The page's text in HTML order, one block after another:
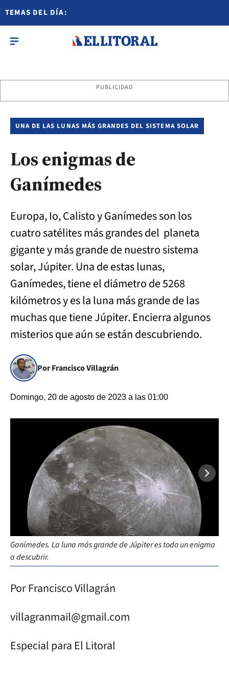
TEMAS DEL DÍA:
PUBLICIDAD
UNA DE LAS LUNAS MÁS GRANDES DEL SISTEMA SOLAR
Los enigmas de
Ganímedes
Europa, Io, Calisto y Ganímedes son los
cuatro satélites más grandes del planeta
gigante y más grande de nuestro sistema
solar, Júpiter. Una de estas lunas,
Ganímedes, tiene el diámetro de 5268
kilómetros y es la luna más grande de las
muchas que tiene Júpiter. Encierra algunos
misterios que aún se están descubriendo.
Por Francisco Villagrán
Domingo, 20 de agosto de 2023 a las 01:00
Ganímedes. La luna más grande de Júpiter es todo un enigma
a descubrir.
Por Francisco Villagrán
villagranmail@gmail.com
Especial para El Litoral